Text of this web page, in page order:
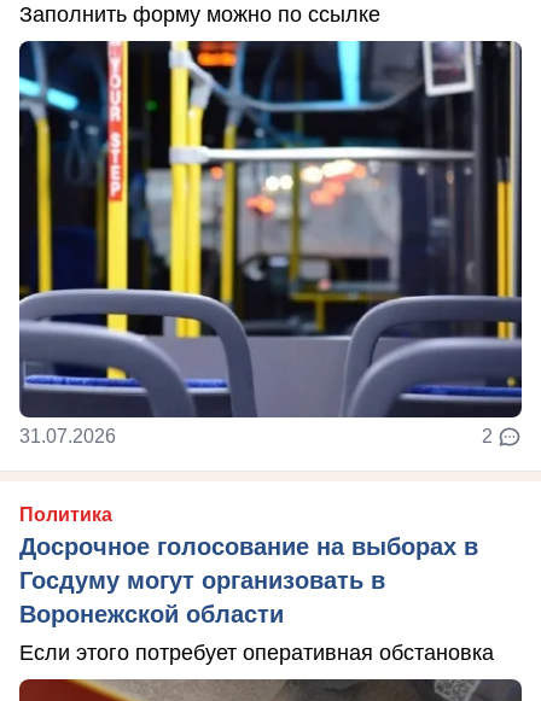
Заполнить форму можно по ссылке
31.07.2026 2
Политика
Досрочное голосование на выборах в
Госдуму могут организовать в
Воронежской области
Если этого потребует оперативная обстановка